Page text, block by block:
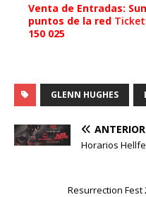
Venta de Entradas:
puntos de la red
150 025
GLENN HUGHES
ANTERIOR
Horarios
Resurrection Fest